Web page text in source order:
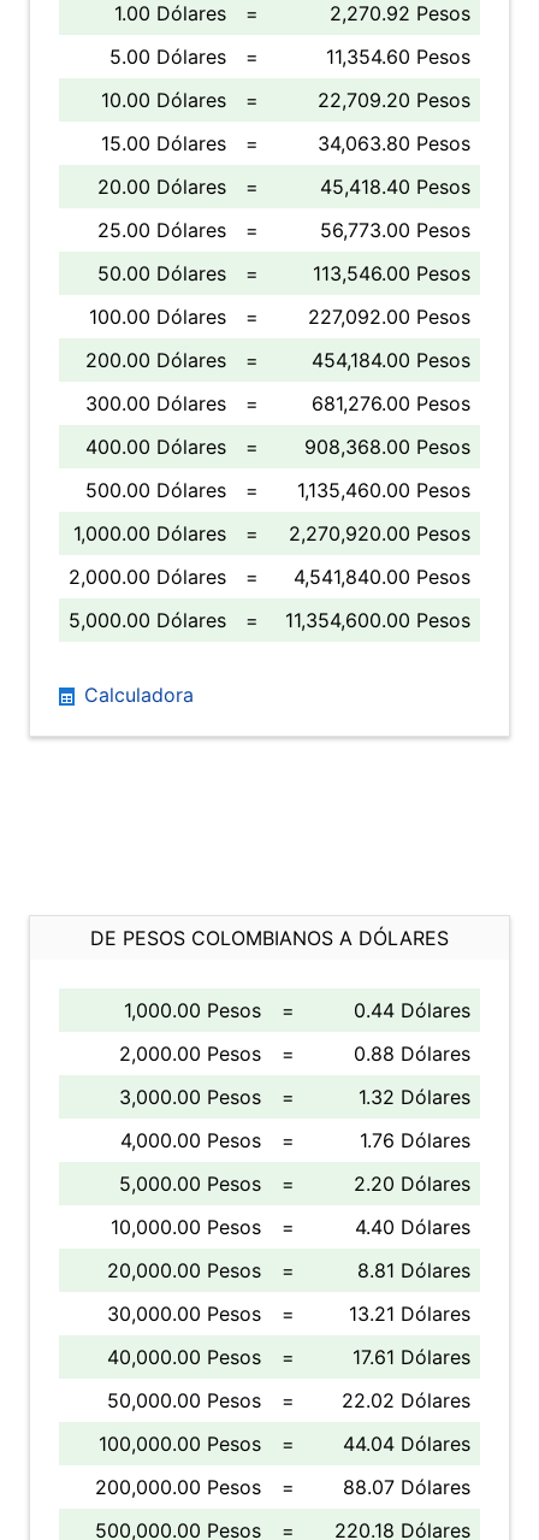
1.00 Dólares =
2,270.92 Pesos
5.00 Dólares
=
11,354.60 Pesos
10.00 Dólares
=
22,709.20 Pesos
15.00 Dólares
=
34,063.80 Pesos
20.00 Dólares
=
45,418.40 Pesos
25.00 Dólares
=
56,773.00 Pesos
50.00 Dólares
=
113,546.00 Pesos
100.00 Dólares
=
227,092.00 Pesos
200.00 Dólares
=
454,184.00 Pesos
300.00 Dólares
=
681,276.00 Pesos
400.00 Dólares
=
908,368.00 Pesos
500.00 Dólares
=
1,135,460.00 Pesos
1,000.00 Dólares
=
2,270,920.00 Pesos
2,000.00 Dólares
=
4,541,840.00 Pesos
5,000.00 Dólares
= 11,354,600.00 Pesos
Calculadora
DE PESOS COLOMBIANOS A DÓLARES
1,000.00 Pesos =
0.44 Dólares
2,000.00 Pesos
=
0.88 Dólares
3,000.00 Pesos
=
1.32 Dólares
4,000.00 Pesos
=
1.76 Dólares
5,000.00 Pesos
=
2.20 Dólares
10,000.00 Pesos
=
4.40 Dólares
20,000.00 Pesos
=
8.81 Dólares
30,000.00 Pesos
=
13.21 Dólares
40,000.00 Pesos
=
17.61 Dólares
50,000.00 Pesos
=
22.02 Dólares
100,000.00 Pesos
=
44.04 Dólares
200,000.00 Pesos
=
88.07 Dólares
500,000.00 Pesos
= 220.18 Dólares